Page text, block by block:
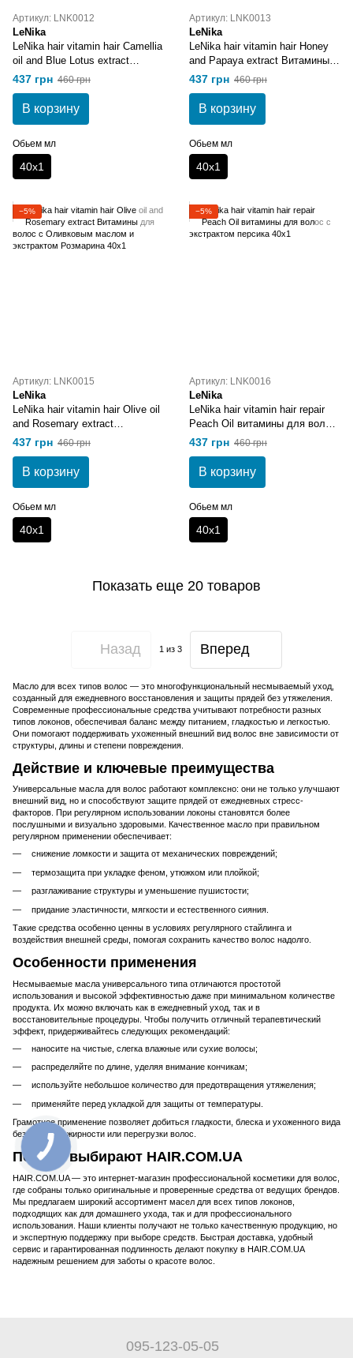
Артикул: LNK0012
LeNika
LeNika hair vitamin hair Camellia
oil and Blue Lotus extract
Витамины для волос с маслом
камелии и экстрактом голубого
лотоса
437 грн 460 грн
В корзину
Обьем мл
40х1
Артикул: LNK0013
LeNika
LeNika hair vitamin hair Honey
and Papaya extract Витамины
для волос с медом и
экстрактом папайи 40х1
437 грн 460 грн
В корзину
Обьем мл
40х1
−5%
Артикул: LNK0015
LeNika
LeNika hair vitamin hair Olive oil
and Rosemary extract
Витамины для волос с
Оливковым маслом и
экстрактом Розмарина 40x1
437 грн 460 грн
В корзину
Обьем мл
40х1
−5%
Артикул: LNK0016
LeNika
LeNika hair vitamin hair repair
Peach Oil витамины для волос
с экстрактом персика 40х1
437 грн 460 грн
В корзину
Обьем мл
40х1
Показать еще 20 товаров
Назад 1 из 3 Вперед
Масло для всех типов волос — это многофункциональный несмываемый уход,
созданный для ежедневного восстановления и защиты прядей без утяжеления.
Современные профессиональные средства учитывают потребности разных
типов локонов, обеспечивая баланс между питанием, гладкостью и легкостью.
Они помогают поддерживать ухоженный внешний вид волос вне зависимости от
структуры, длины и степени повреждения.
Действие и ключевые преимущества
Универсальные масла для волос работают комплексно: они не только улучшают
внешний вид, но и способствуют защите прядей от ежедневных стресс-
факторов. При регулярном использовании локоны становятся более
послушными и визуально здоровыми. Качественное масло при правильном
регулярном применении обеспечивает:
снижение ломкости и защита от механических повреждений;
термозащита при укладке феном, утюжком или плойкой;
разглаживание структуры и уменьшение пушистости;
придание эластичности, мягкости и естественного сияния.
Такие средства особенно ценны в условиях регулярного стайлинга и
воздействия внешней среды, помогая сохранить качество волос надолго.
Особенности применения
Несмываемые масла универсального типа отличаются простотой
использования и высокой эффективностью даже при минимальном количестве
продукта. Их можно включать как в ежедневный уход, так и в
восстановительные процедуры. Чтобы получить отличный терапевтический
эффект, придерживайтесь следующих рекомендаций:
наносите на чистые, слегка влажные или сухие волосы;
распределяйте по длине, уделяя внимание кончикам;
используйте небольшое количество для предотвращения утяжеления;
применяйте перед укладкой для защиты от температуры.
Грамотное применение позволяет добиться гладкости, блеска и ухоженного вида
без эффекта жирности или перегрузки волос.
Почему выбирают HAIR.COM.UA
HAIR.COM.UA — это интернет-магазин профессиональной косметики для волос,
где собраны только оригинальные и проверенные средства от ведущих брендов.
Мы предлагаем широкий ассортимент масел для всех типов локонов,
подходящих как для домашнего ухода, так и для профессионального
использования. Наши клиенты получают не только качественную продукцию, но
и экспертную поддержку при выборе средств. Быстрая доставка, удобный
сервис и гарантированная подлинность делают покупку в HAIR.COM.UA
надежным решением для заботы о красоте волос.
095-123-05-05